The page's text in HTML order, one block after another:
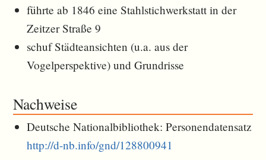
führte ab 1846 eine Stahlstichwerkstatt in der
Zeitzer Straße 9
schuf Städteansichten (u.a. aus der
Vogelperspektive) und Grundrisse
Nachweise
Deutsche Nationalbibliothek: Personendatensatz
http://d-nb.info/gnd/128800941